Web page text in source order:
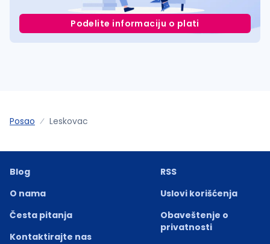
Podelite informaciju o plati
Posao Leskovac
Blog
O nama
Česta pitanja
Kontaktirajte nas
RSS
Uslovi korišćenja
Obaveštenje o
privatnosti